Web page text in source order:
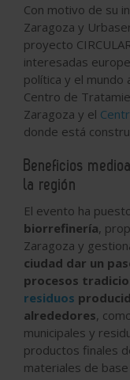
Con motivo de su
Zaragoza y
proyecto
interesadas
política y el mundo
Centro de
Zaragoza y el
donde está
Beneficios
la región
El evento ha
biorrefinería,
Zaragoza y
ciudad dar un
procesos
residuos
alrededores,
municipales y
productos finales
materiales de